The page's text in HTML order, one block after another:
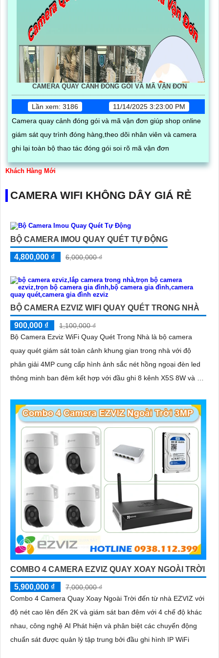
CAMERA QUAY CẢNH ĐÓNG GÓI VÀ MÃ VẬN ĐƠN
Lần xem: 3186
11/14/2025 3:23:00 PM
Camera quay cảnh đóng gói và mã vận đơn giúp shop online
giám sát quy trình đóng hàng,theo dõi nhân viên và camera
ghi lại toàn bộ thao tác đóng gói soi rõ mã vận đơn
Khách Hàng Mới
CAMERA WIFI KHÔNG DÂY GIÁ RẺ
BỘ CAMERA IMOU QUAY QUÉT TỰ ĐỘNG
4,800,000 ₫ 6,000,000 ₫
BỘ CAMERA EZVIZ WIFI QUAY QUÉT TRONG NHÀ
900,000 ₫
1,100,000 ₫
Bộ Camera Ezviz WiFi Quay Quét Trong Nhà là bộ camera
quay quét giám sát toàn cảnh khung gian trong nhà với độ
phân giải 4MP cung cấp hình ảnh sắc nét hồng ngoại đèn led
thông minh ban đêm kết hợp với đầu ghi 8 kênh X5S 8W và ổ
COMBO 4 CAMERA EZVIZ QUAY XOAY NGOÀI TRỜI
5,900,000 ₫
7,000,000 ₫
Combo 4 Camera Quay Xoay Ngoài Trời đến từ nhà EZVIZ với
độ nét cao lên đến 2K và giám sát ban đêm với 4 chế độ khác
nhau, công nghệ AI Phát hiện và phân biệt các chuyển động
chuẩn sát được quản lý tập trung bởi đầu ghi hình IP WiFi